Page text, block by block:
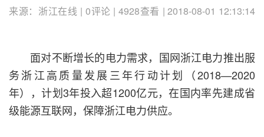
来源：浙江在线 | 0评论 | 4928查看 | 2018-08-01 12:13:14
面对不断增长的电力需求，国网浙江电力推出服
务浙江高质量发展三年行动计划（2018—2020
年），计划3年投入超1200亿元，在国内率先建成省
级能源互联网，保障浙江电力供应。